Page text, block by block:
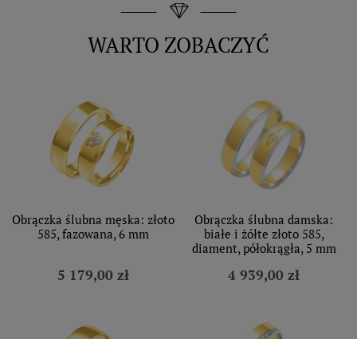
WARTO ZOBACZYĆ
Obrączka ślubna męska: złoto
585, fazowana, 6 mm
5 179,00 zł
Obrączka ślubna damska:
białe i żółte złoto 585,
diament, półokrągła, 5 mm
4 939,00 zł